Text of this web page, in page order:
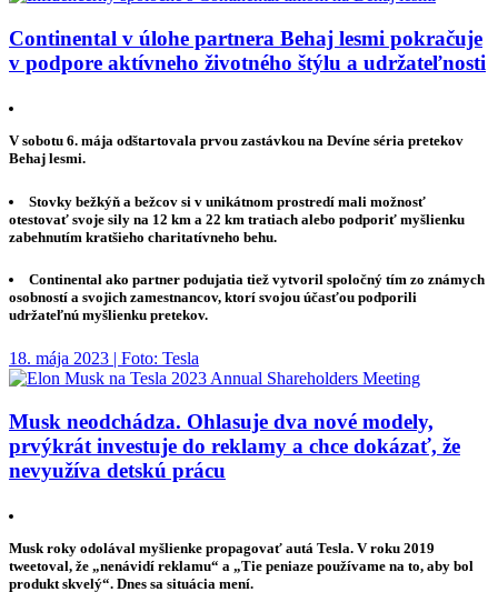
Continental v úlohe partnera Behaj lesmi pokračuje
v podpore aktívneho životného štýlu a udržateľnosti
V sobotu 6. mája odštartovala prvou zastávkou na Devíne séria pretekov
Behaj lesmi.
Stovky bežkýň a bežcov si v unikátnom prostredí mali možnosť
otestovať svoje sily na 12 km a 22 km tratiach alebo podporiť myšlienku
zabehnutím kratšieho charitatívneho behu.
Continental ako partner podujatia tiež vytvoril spoločný tím zo známych
osobností a svojich zamestnancov, ktorí svojou účasťou podporili
udržateľnú myšlienku pretekov.
18. mája 2023 | Foto: Tesla
Musk neodchádza. Ohlasuje dva nové modely,
prvýkrát investuje do reklamy a chce dokázať, že
nevyužíva detskú prácu
Musk roky odolával myšlienke propagovať autá Tesla. V roku 2019
tweetoval, že „nenávidí reklamu“ a „Tie peniaze používame na to, aby bol
produkt skvelý“. Dnes sa situácia mení.